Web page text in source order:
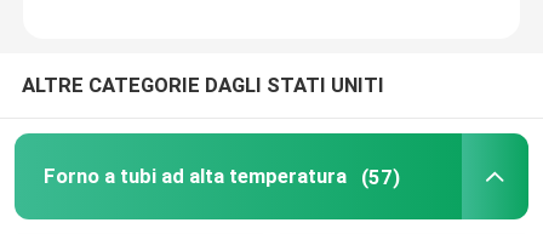
ALTRE CATEGORIE DAGLI STATI UNITI
Forno a tubi ad alta temperatura (57)